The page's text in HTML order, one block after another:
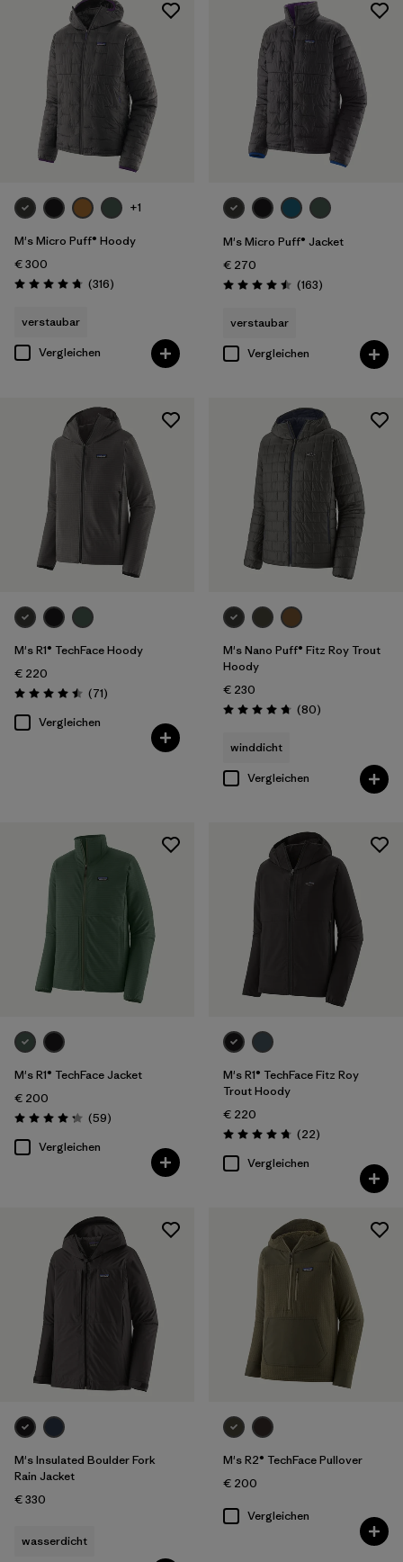
+1
M's Micro Puff® Hoody
€ 300
Bewertung: 4.7 / 5
(316Rezensionen
)
verstaubar
Vergleichen
M's Micro Puff® Jacket
€ 270
Bewertung: 4.5 / 5
(163Rezensionen
)
verstaubar
Vergleichen
M's R1® TechFace Hoody
€ 220
Bewertung: 4.5 / 5
(71Rezensionen
)
Vergleichen
M's Nano Puff® Fitz Roy Trout
Hoody
€ 230
Bewertung: 4.7 / 5
(80Rezensionen
)
winddicht
Vergleichen
M's R1® TechFace Jacket
€ 200
Bewertung: 4.2 / 5
(59Rezensionen
)
Vergleichen
M's R1® TechFace Fitz Roy
Trout Hoody
€ 220
Bewertung: 4.7 / 5
(22Rezensionen
)
Vergleichen
M's Insulated Boulder Fork
Rain Jacket
€ 330
wasserdicht
M's R2® TechFace Pullover
€ 200
Vergleichen